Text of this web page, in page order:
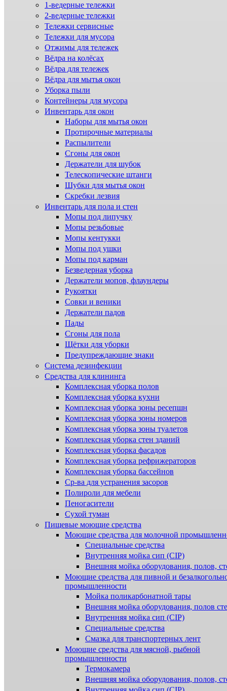
1-ведерные тележки
2-ведерные тележки
Тележки сервисные
Тележки для мусора
Отжимы для тележек
Вёдра на колёсах
Вёдра для тележек
Вёдра для мытья окон
Уборка пыли
Контейнеры для мусора
Инвентарь для окон
Наборы для мытья окон
Протирочные материалы
Распылители
Сгоны для окон
Держатели для шубок
Телескопические штанги
Шубки для мытья окон
Скребки лезвия
Инвентарь для пола и стен
Мопы под липучку
Мопы резьбовые
Мопы кентукки
Мопы под ушки
Мопы под карман
Безведерная уборка
Держатели мопов, флаундеры
Рукоятки
Совки и веники
Держатели падов
Пады
Сгоны для пола
Щётки для уборки
Предупреждающие знаки
Система дезинфекции
Cредства для клининга
Комплексная уборка полов
Комплексная уборка кухни
Комплексная уборка зоны ресепшн
Комплексная уборка зоны номеров
Комплексная уборка зоны туалетов
Комплексная уборка стен зданий
Комплексная уборка фасадов
Комплексная уборка рефрижераторов
Комплексная уборка бассейнов
Ср-ва для устранения засоров
Полироли для мебели
Пеногасители
Сухой туман
Пищевые моющие средства
Моющие средства для молочной
Специальные средства
Внутренняя мойка сип (CIP)
Внешняя мойка оборудования, полов,
Моющие средства для пивной и
промышленности
Мойка поликарбонатной тары
Внешняя мойка оборудования, полов
Внутренняя мойка сип (CIP)
Специальные средства
Смазка для транспортерных лент
Моющие средства для мясной, рыбной
промышленности
Термокамера
Внешняя мойка оборудования, полов,